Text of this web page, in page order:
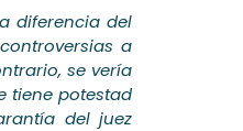
diferencia del
a
se vería
tiene potestad
del juez